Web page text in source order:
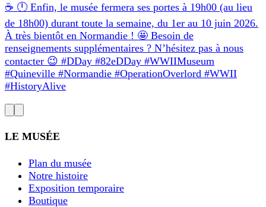
☕ 🕛 Enfin, le musée fermera ses portes à 19h00 (au lieu
de 18h00) durant toute la semaine, du 1er au 10 juin 2026.
À très bientôt en Normandie ! 🤩 Besoin de
renseignements supplémentaires ? N’hésitez pas à nous
contacter 😉 #DDay #82eDDay #WWIIMuseum
#Quineville #Normandie #OperationOverlord #WWII
#HistoryAlive
LE MUSÉE
Plan du musée
Notre histoire
Exposition temporaire
Boutique